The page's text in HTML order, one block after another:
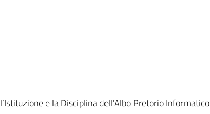
e la Disciplina dell'Albo Pretorio Informatico